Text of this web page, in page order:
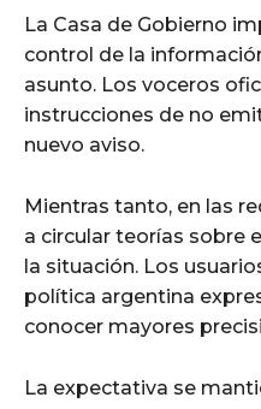
La Casa de Gobierno
control de la
asunto. Los voceros
instrucciones de no
nuevo aviso.
Mientras tanto, en las
a circular teorías sobre
la situación. Los
política argentina
conocer mayores
La expectativa se